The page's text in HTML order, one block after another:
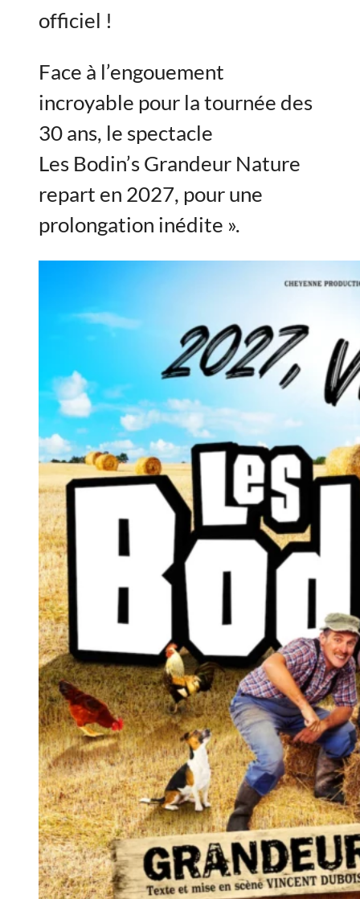
officiel !
Face à l’engouement
incroyable pour la tournée des
30 ans, le spectacle
Les Bodin’s Grandeur Nature
repart en 2027, pour une
prolongation inédite ».